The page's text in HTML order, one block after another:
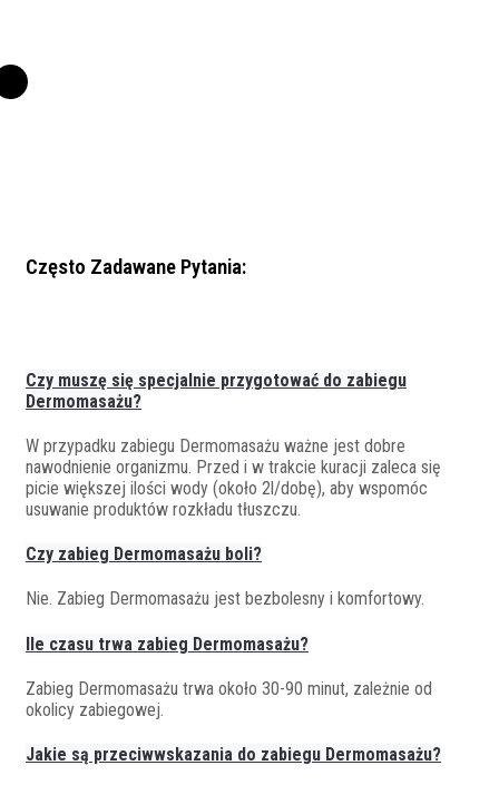
Często Zadawane Pytania:
Czy muszę się specjalnie przygotować do zabiegu
Dermomasażu?
W przypadku zabiegu Dermomasażu ważne jest dobre
nawodnienie organizmu. Przed i w trakcie kuracji zaleca się
picie większej ilości wody (około 2l/dobę), aby wspomóc
usuwanie produktów rozkładu tłuszczu.
Czy zabieg Dermomasażu boli?
Nie. Zabieg Dermomasażu jest bezbolesny i komfortowy.
Ile czasu trwa zabieg Dermomasażu?
Zabieg Dermomasażu trwa około 30-90 minut, zależnie od
okolicy zabiegowej.
Jakie są przeciwwskazania do zabiegu Dermomasażu?